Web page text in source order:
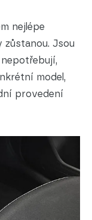
nejlépe
zůstanou. Jsou
model,
provedení